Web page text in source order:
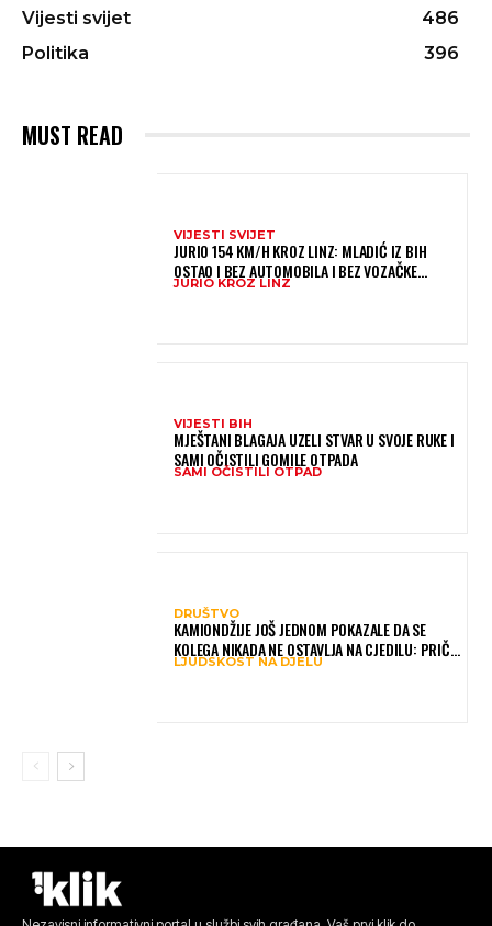
Vijesti svijet
486
Politika
396
MUST READ
VIJESTI SVIJET
JURIO 154 KM/H KROZ LINZ: MLADIĆ IZ BIH
OSTAO I BEZ AUTOMOBILA I BEZ VOZAČKE
DOZVOLE
JURIO KROZ LINZ
VIJESTI BIH
MJEŠTANI BLAGAJA UZELI STVAR U SVOJE RUKE I
SAMI OČISTILI GOMILE OTPADA
SAMI OČISTILI OTPAD
DRUŠTVO
KAMIONDŽIJE JOŠ JEDNOM POKAZALE DA SE
KOLEGA NIKADA NE OSTAVLJA NA CJEDILU: PRIČA
IZ HAMBURGA DIRNULA MNOGE
LJUDSKOST NA DJELU